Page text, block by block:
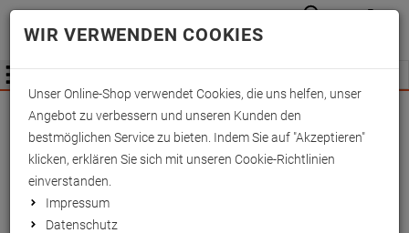
Wichtige Änderung für Fachhändler zum
01.09.2026 -Mehr Informationen hier
Anmelden
Menü
WIR VERWENDEN COOKIES
Unser Online-Shop verwendet Cookies, die uns helfen, unser
Angebot zu verbessern und unseren Kunden den
bestmöglichen Service zu bieten. Indem Sie auf "Akzeptieren"
klicken, erklären Sie sich mit unseren Cookie-Richtlinien
einverstanden.
Impressum
Datenschutz